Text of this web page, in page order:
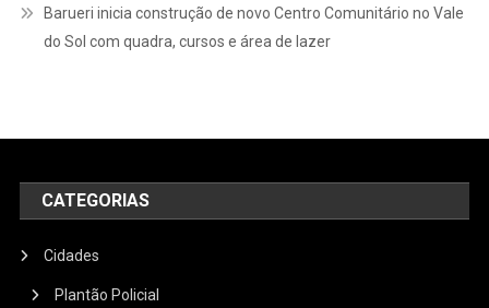
Barueri inicia construção de novo Centro Comunitário no Vale
do Sol com quadra, cursos e área de lazer
CATEGORIAS
Cidades
Plantão Policial